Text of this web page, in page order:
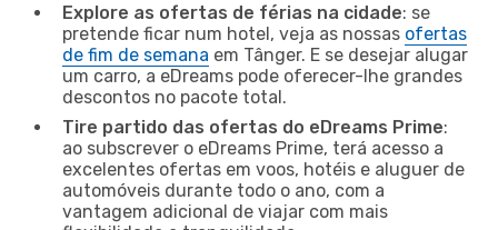
Explore as ofertas de férias na cidade: se
pretende ficar num hotel, veja as nossas ofertas
de fim de semana em Tânger. E se desejar alugar
um carro, a eDreams pode oferecer-lhe grandes
descontos no pacote total.
Tire partido das ofertas do eDreams Prime:
ao subscrever o eDreams Prime, terá acesso a
excelentes ofertas em voos, hotéis e aluguer de
automóveis durante todo o ano, com a
vantagem adicional de viajar com mais